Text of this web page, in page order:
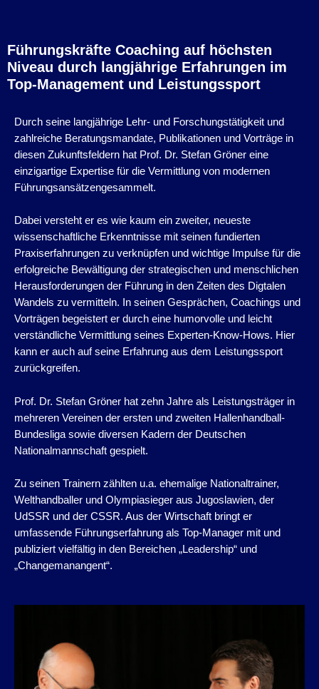
Führungskräfte Coaching auf höchsten
Niveau durch langjährige Erfahrungen im
Top-Management und Leistungssport
Durch seine langjährige Lehr- und Forschungstätigkeit und
zahlreiche Beratungsmandate, Publikationen und Vorträge in
diesen Zukunftsfeldern hat Prof. Dr. Stefan Gröner eine
einzigartige Expertise für die Vermittlung von modernen
Führungsansätzengesammelt.
Dabei versteht er es wie kaum ein zweiter, neueste
wissenschaftliche Erkenntnisse mit seinen fundierten
Praxiserfahrungen zu verknüpfen und wichtige Impulse für die
erfolgreiche Bewältigung der strategischen und menschlichen
Herausforderungen der Führung in den Zeiten des Digtalen
Wandels zu vermitteln. In seinen Gesprächen, Coachings und
Vorträgen begeistert er durch eine humorvolle und leicht
verständliche Vermittlung seines Experten-Know-Hows. Hier
kann er auch auf seine Erfahrung aus dem Leistungssport
zurückgreifen.
Prof. Dr. Stefan Gröner hat zehn Jahre als Leistungsträger in
mehreren Vereinen der ersten und zweiten Hallenhandball-
Bundesliga sowie diversen Kadern der Deutschen
Nationalmannschaft gespielt.
Zu seinen Trainern zählten u.a. ehemalige Nationaltrainer,
Welthandballer und Olympiasieger aus Jugoslawien, der
UdSSR und der CSSR. Aus der Wirtschaft bringt er
umfassende Führungserfahrung als Top-Manager mit und
publiziert vielfältig in den Bereichen „Leadership“ und
„Changemanangent“.